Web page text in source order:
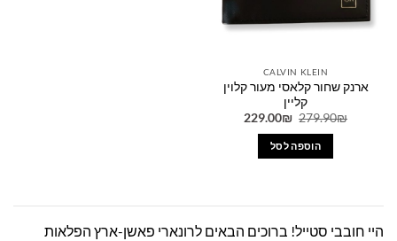
CALVIN KLEIN
ארנק שחור קלאסי מעור קלוין
קליין
279.90₪
המחיר
היה:
279.90₪.
229.00₪
הוספה לסל
היי חובבי סטייל! ברוכים הבאים לרונארי פאשן-ארץ הפלאות